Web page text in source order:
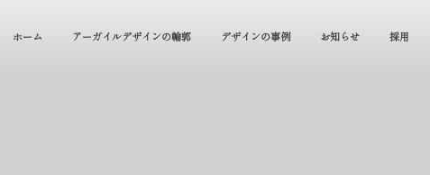
ホーム アーガイルデザインの輪郭 デザインの事例 お知らせ 採用